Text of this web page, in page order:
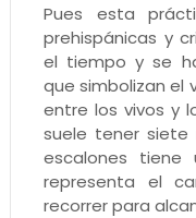
Pues esta
prehispánicas y
el tiempo y se
que simbolizan el
entre los vivos y
suele tener siete
escalones tiene
representa el
recorrer para